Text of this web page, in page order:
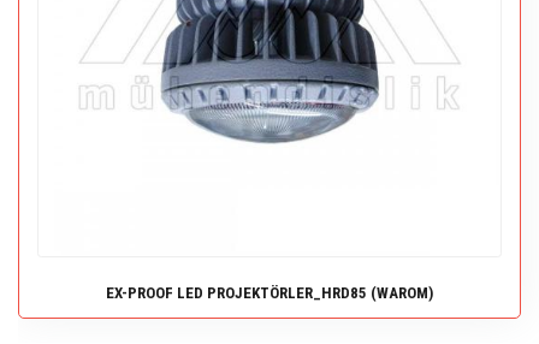
EX-PROOF LED PROJEKTÖRLER_HRD85 (WAROM)